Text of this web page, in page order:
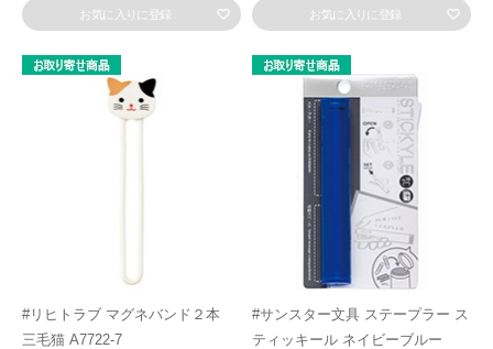
お気に入りに登録 お気に入りに登録
#リヒトラブ マグネバンド２本
三毛猫 A7722-7
#サンスター文具 ステープラー ス
ティッキール ネイビーブルー